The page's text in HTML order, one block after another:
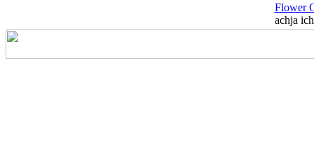
Flower
achja